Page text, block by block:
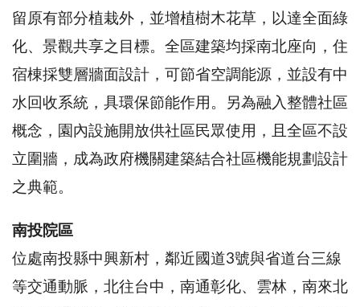
留原有部分植栽外，並增植樹木花草，以達全面綠
化、景觀共享之目標。全區建築均採南北座向，住
宿棟採雙層牆面設計，可節省空調能源，並設有中
水回收系統，具環保節能作用。另為融入整體社區
概念，園內設施開放供社區民眾使用，且全區不設
立圍牆，成為政府機關建築結合社區機能規劃設計
之典範。
南投院區
位處南投縣中興新村，鄰近國道3號與省道台三線
等交通動脈，北往台中，南通彰化、雲林，南來北